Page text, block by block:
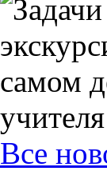
самом
Все